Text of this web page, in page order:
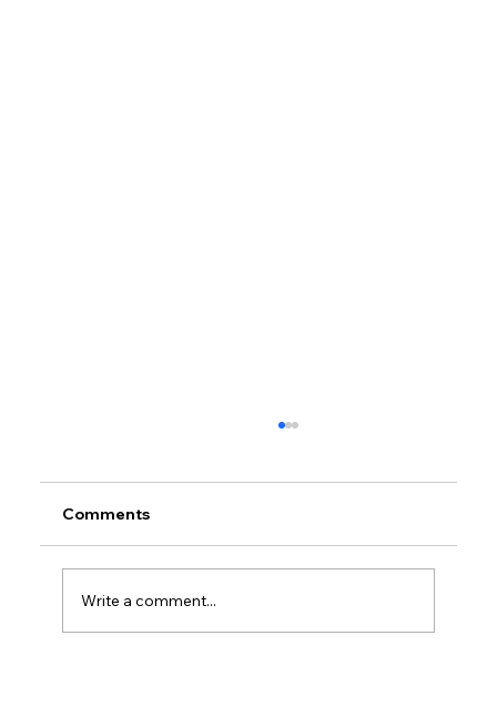
Comments
Write a comment...